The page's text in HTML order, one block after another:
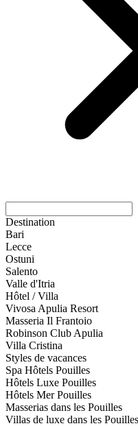
Destination
Bari
Lecce
Ostuni
Salento
Valle d'Itria
Hôtel / Villa
Vivosa Apulia Resort
Masseria Il Frantoio
Robinson Club Apulia
Villa Cristina
Styles de vacances
Spa Hôtels Pouilles
Hôtels Luxe Pouilles
Hôtels Mer Pouilles
Masserias dans les Pouilles
Villas de luxe dans les Pouilles